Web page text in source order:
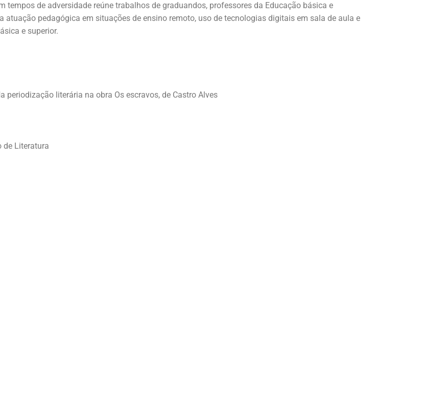
de adversidade reúne trabalhos de graduandos, professores da Educação básica e
atuação pedagógica em situações de ensino remoto, uso de tecnologias digitais em sala de aula e
e superior.
literária na obra Os escravos, de Castro Alves
de Literatura